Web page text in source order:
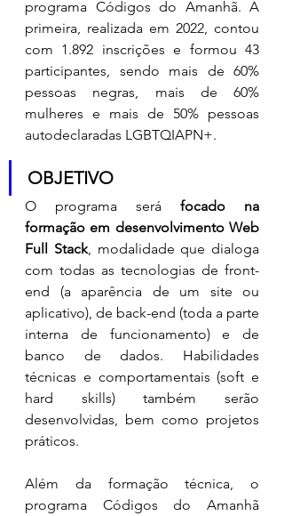
programa Códigos do Amanhã. A
primeira, realizada em 2022, contou
com 1.892 inscrições e formou 43
participantes, sendo mais de 60%
pessoas negras, mais de 60%
mulheres e mais de 50% pessoas
autodeclaradas LGBTQIAPN+.
OBJETIVO
O programa será focado na
formação em desenvolvimento Web
Full Stack, modalidade que dialoga
com todas as tecnologias de front-
end (a aparência de um site ou
aplicativo), de back-end (toda a parte
interna de funcionamento) e de
banco de dados. Habilidades
técnicas e comportamentais (soft e
hard skills) também serão
desenvolvidas, bem como projetos
práticos.
Além da formação técnica, o
programa Códigos do Amanhã